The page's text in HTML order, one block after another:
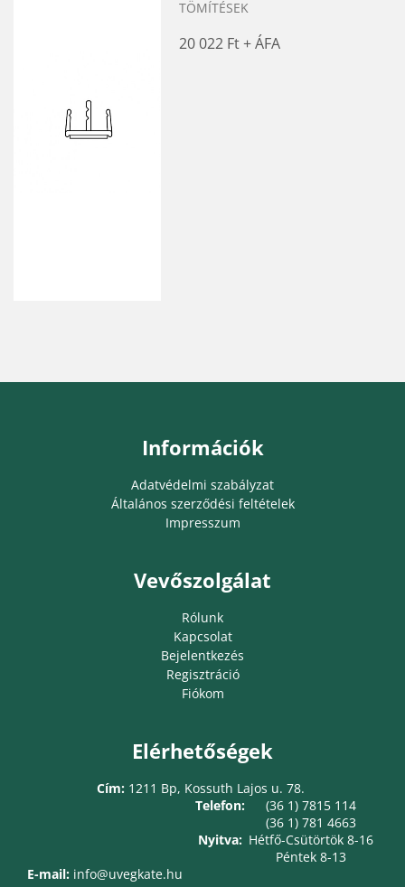
TÖMÍTÉSEK
20 022 Ft
Információk
Adatvédelmi szabályzat
Általános szerződési feltételek
Impresszum
Vevőszolgálat
Rólunk
Kapcsolat
Bejelentkezés
Regisztráció
Fiókom
Elérhetőségek
Cím:1211 Bp, Kossuth Lajos u. 78.
E-mail: info@uvegkate.hu
Telefon:
(36 1) 7815 114
(36 1) 781 4663
Nyitva: Hétfő-Csütörtök 8-16
Péntek 8-13